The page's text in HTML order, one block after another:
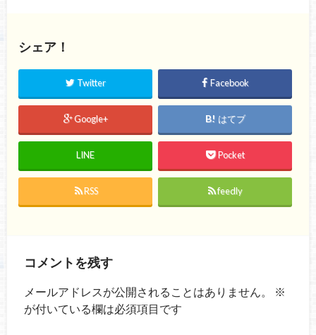
シェア！
Twitter Facebook
Google+ はてブ
LINE Pocket
RSS feedly
コメントを残す
メールアドレスが公開されることはありません。
※
が付いている欄は必須項目です